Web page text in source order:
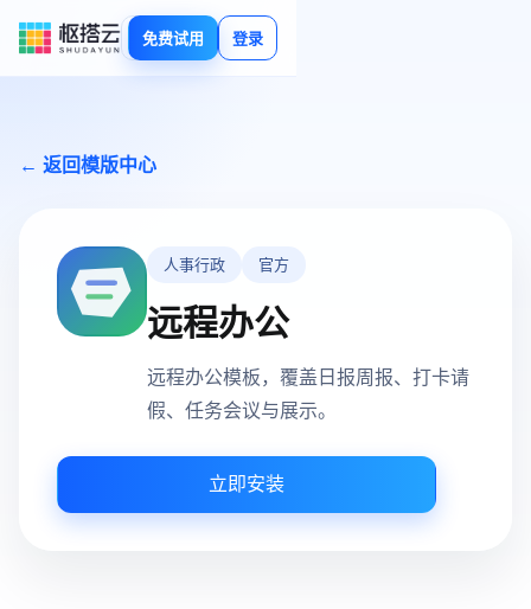
免费试用 登录
← 返回模版中心
人事行政 官方
远程办公
远程办公模板，覆盖日报周报、打卡请
假、任务会议与展示。
立即安装